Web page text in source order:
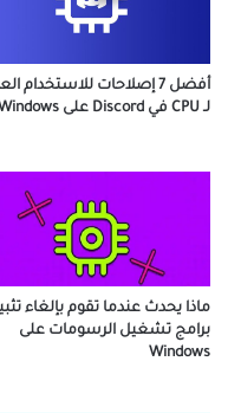
أفضل 7 إصلاحات للاستخدام
لـ CPU في Discord على Windows
ماذا يحدث عندما تقوم بإلغاء
برامج تشغيل الرسومات على
Windows